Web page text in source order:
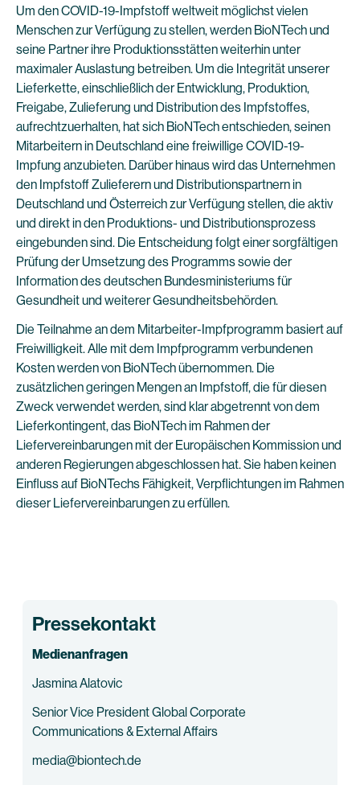
Um den COVID-19-Impfstoff weltweit möglichst vielen
Menschen zur Verfügung zu stellen, werden BioNTech und
seine Partner ihre Produktionsstätten weiterhin unter
maximaler Auslastung betreiben. Um die Integrität unserer
Lieferkette, einschließlich der Entwicklung, Produktion,
Freigabe, Zulieferung und Distribution des Impfstoffes,
aufrechtzuerhalten, hat sich BioNTech entschieden, seinen
Mitarbeitern in Deutschland eine freiwillige COVID-19-
Impfung anzubieten. Darüber hinaus wird das Unternehmen
den Impfstoff Zulieferern und Distributionspartnern in
Deutschland und Österreich zur Verfügung stellen, die aktiv
und direkt in den Produktions- und Distributionsprozess
eingebunden sind. Die Entscheidung folgt einer sorgfältigen
Prüfung der Umsetzung des Programms sowie der
Information des deutschen Bundesministeriums für
Gesundheit und weiterer Gesundheitsbehörden.
Die Teilnahme an dem Mitarbeiter-Impfprogramm basiert auf
Freiwilligkeit. Alle mit dem Impfprogramm verbundenen
Kosten werden von BioNTech übernommen. Die
zusätzlichen geringen Mengen an Impfstoff, die für diesen
Zweck verwendet werden, sind klar abgetrennt von dem
Lieferkontingent, das BioNTech im Rahmen der
Liefervereinbarungen mit der Europäischen Kommission und
anderen Regierungen abgeschlossen hat. Sie haben keinen
Einfluss auf BioNTechs Fähigkeit, Verpflichtungen im Rahmen
dieser Liefervereinbarungen zu erfüllen.
Pressekontakt
Medienanfragen
Jasmina Alatovic
Senior Vice President Global Corporate
Communications & External Affairs
media@biontech.de